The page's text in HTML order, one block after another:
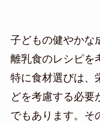
子どもの健やかな
離乳食のレシピを
特に食材選びは、
どを考慮する必要
でもあります。そ